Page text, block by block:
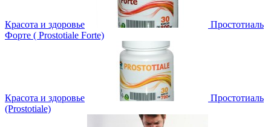
Красота и здоровье
Простотиаль
Форте ( Prostotiale Forte)
Красота и здоровье
Простотиаль
(Prostotiale)